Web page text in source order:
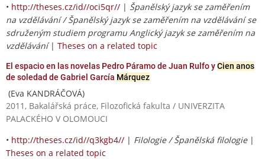
• http://theses.cz/id//oci5qr// | Španělský jazyk se zaměřením
na vzdělávání / Španělský jazyk se zaměřením na vzdělávání se
sdruženým studiem programu Anglický jazyk se zaměřením na
vzdělávání| Theses on a related topic
El espacio en las novelas Pedro Páramo de Juan Rulfo yCien anos
de soledad de Gabriel García Márquez
(Eva KANDRÁČOVÁ)
2011, Bakalářská práce, Filozofická fakulta / UNIVERZITA
PALACKÉHO V OLOMOUCI
• http://theses.cz/id//q3kgb4// | Filologie / Španělská filologie|
Theses on a related topic